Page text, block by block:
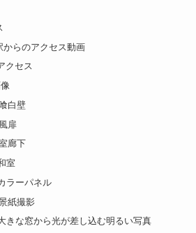
ィール
商品写真撮影
らのアクセス動画
クセス
白壁